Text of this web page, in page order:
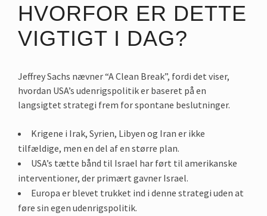
HVORFOR ER DETTE
VIGTIGT I DAG?
Jeffrey Sachs nævner “A Clean Break”, fordi det viser,
hvordan USA’s udenrigspolitik er baseret på en
langsigtet strategi frem for spontane beslutninger.
Krigene i Irak, Syrien, Libyen og Iran er ikke
tilfældige, men en del af en større plan.
USA’s tætte bånd til Israel har ført til amerikanske
interventioner, der primært gavner Israel.
Europa er blevet trukket ind i denne strategi uden at
føre sin egen udenrigspolitik.